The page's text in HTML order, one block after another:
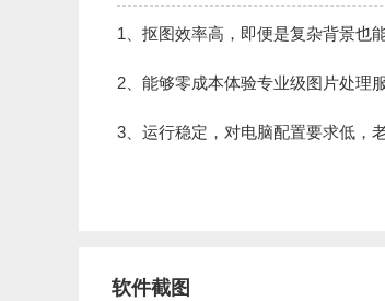
1、抠图效率高，即便是复杂背景也
2、能够零成本体验专业级图片处理
3、运行稳定，对电脑配置要求低，
软件截图